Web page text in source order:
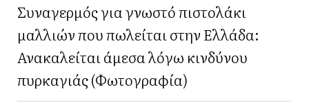
Συναγερμός για γνωστό πιστολάκι
μαλλιών που πωλείται στην Ελλάδα:
Ανακαλείται άμεσα λόγω κινδύνου
πυρκαγιάς (Φωτογραφία)